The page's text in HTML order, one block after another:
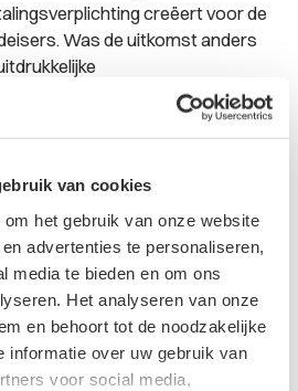
van cookies
het gebruik van onze website
advertenties te personaliseren,
media te bieden en om ons
Het analyseren van onze
en behoort tot de noodzakelijke
informatie over uw gebruik van
voor social media,
creëert voor de
Was de uitkomst anders
in het akkoord was
de rechtbank heeft het
– en het verzoek tot
van schulden. Dit
in dat via de WHOA aan
nieuwe financiële
worden opgelegd. Ten
de rechtbank nog dat - voor
zou zijn
andere uitkomst zou leiden
Dus ook in dat